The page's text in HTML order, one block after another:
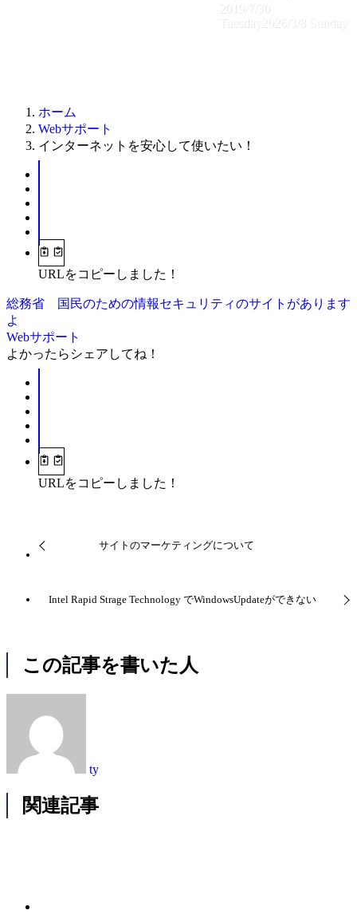
2019/7/30
Tuesday
2026/3/8 Sunday
ホーム
Webサポート
インターネットを安心して使いたい！
URLをコピーしました！
総務省 国民のための情報セキュリティのサイトがあります
よ
Webサポート
よかったらシェアしてね！
URLをコピーしました！
サイトのマーケティングについて
Intel Rapid Strage Technology でWindowsUpdateができない
この記事を書いた人
ty
関連記事